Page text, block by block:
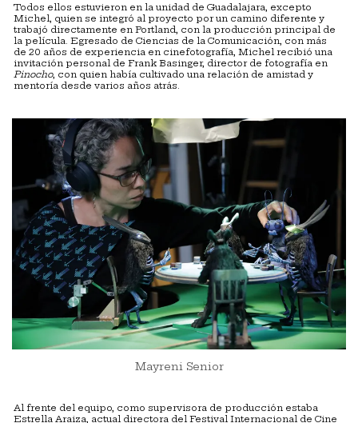
Todos ellos estuvieron en la unidad de Guadalajara, excepto
Michel, quien se integró al proyecto por un camino diferente y
trabajó directamente en Portland, con la producción principal de
la película. Egresado de Ciencias de la Comunicación, con más
de 20 años de experiencia en cinefotografía, Michel recibió una
invitación personal de Frank Basinger, director de fotografía en
Pinocho, con quien había cultivado una relación de amistad y
mentoría desde varios años atrás.
Mayreni Senior
Al frente del equipo, como supervisora de producción estaba
Estrella Araiza, actual directora del Festival Internacional de Cine